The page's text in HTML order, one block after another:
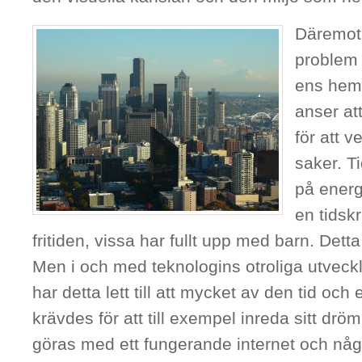
ens
anser
för att
saker.
på
en
fritiden, vissa har fullt upp med barn.
Men i och med teknologins otroliga
har detta lett till att mycket av den tid och
krävdes för att till exempel inreda sitt
göras med ett fungerande internet och